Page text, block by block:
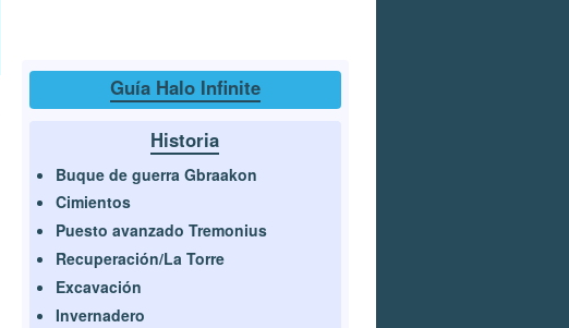
Guía Halo Infinite
Historia
Buque de guerra Gbraakon
Cimientos
Puesto avanzado Tremonius
Recuperación/La Torre
Excavación
Invernadero